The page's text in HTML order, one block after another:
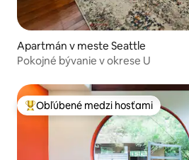
Apartmán v meste Seattle
Pokojné bývanie v okrese U
Najobľúbenejšie medzi hosťami
Obľúbené medzi hosťami